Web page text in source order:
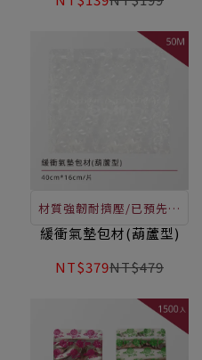
手打造最強防護！價格極
優，歡迎洽詢
材質強韌耐擠壓/已預先充
氣/超輕量材質/貨品運送
搖晃損壞，可取代現有內
包裝材料，如：保利龍、
EPE、瓦楞紙、紙漿注模
等，此價格不含運費。
緩衝氣墊包材(葫蘆型)
NT$379NT$479